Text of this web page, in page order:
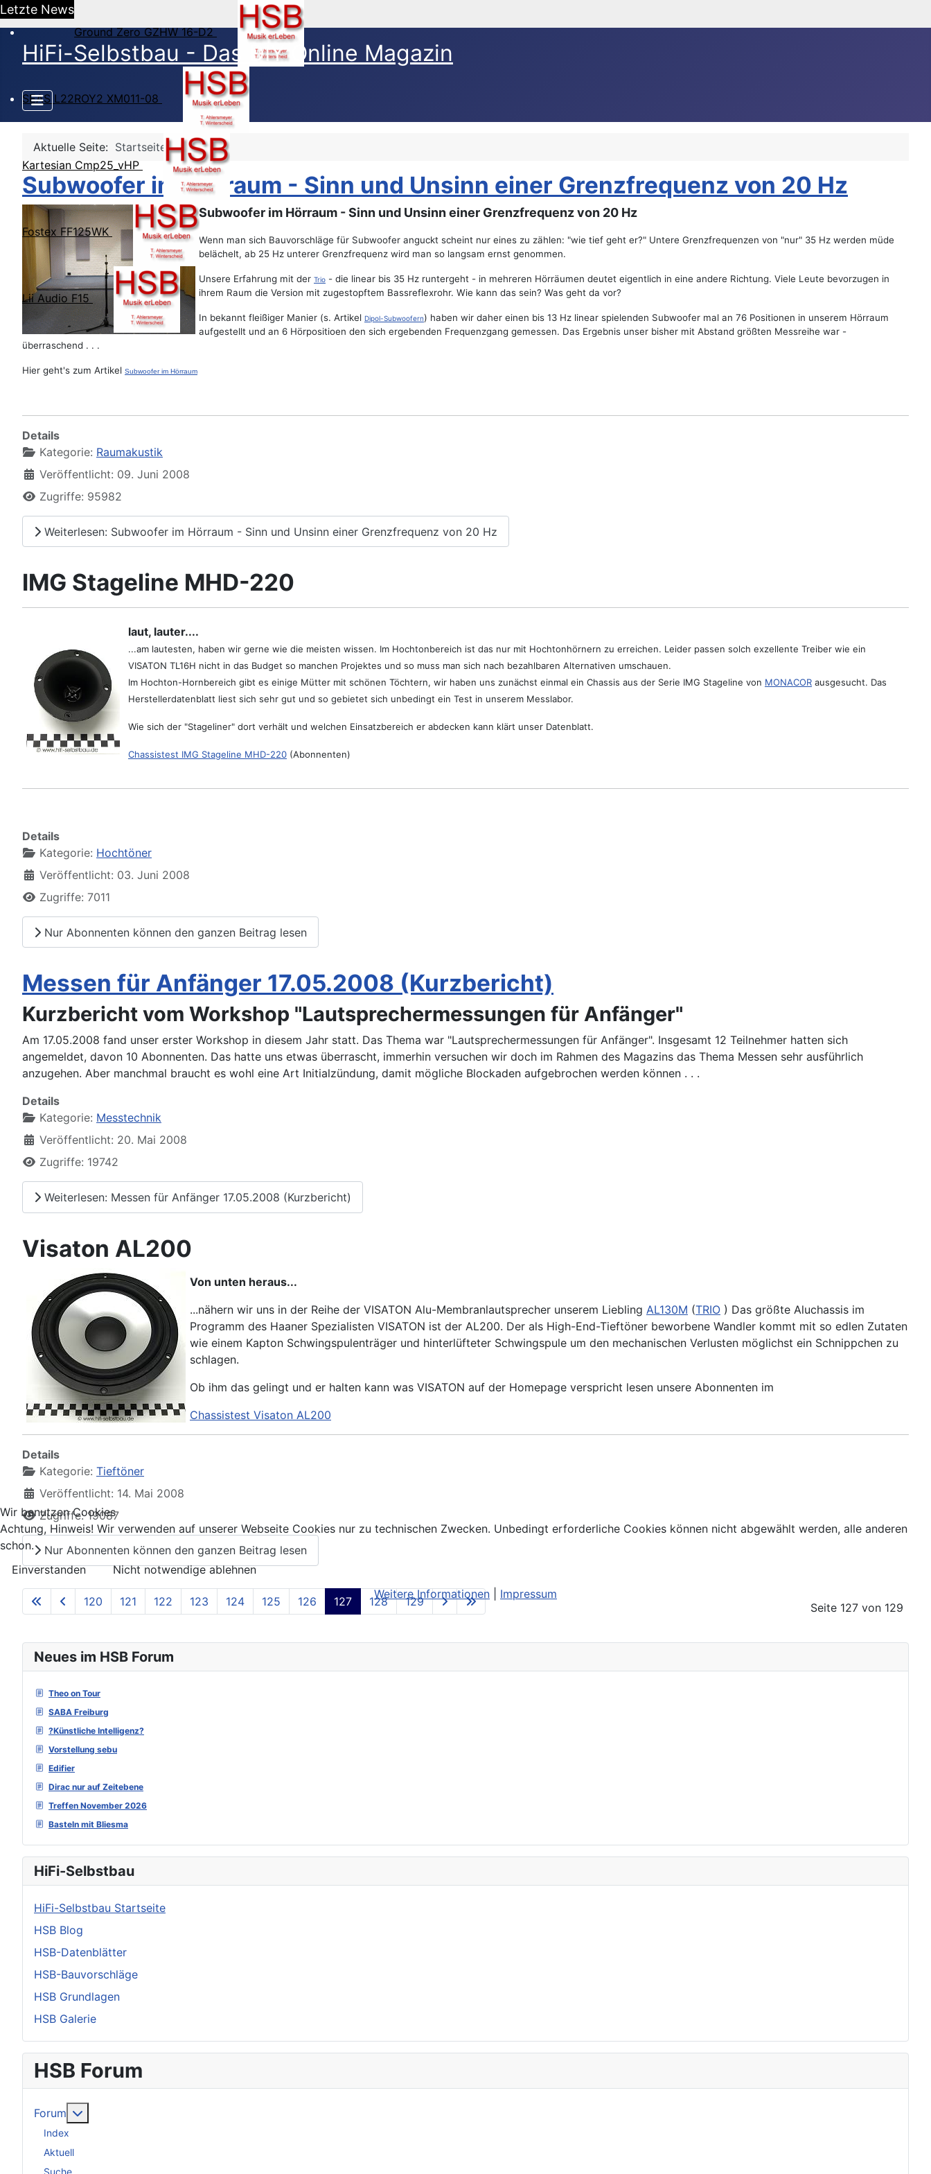
Letzte News
Ground Zero GZHW 16-D2
SEAS L22ROY2 XM011-08
Kartesian Cmp25_vHP
Fostex FF125WK
Lii Audio F15
HiFi-Selbstbau - Das DIY Online Magazin
Neues im HSB Forum
Theo on Tour
SABA Freiburg
?Künstliche Intelligenz?
Vorstellung sebu
Edifier
Dirac nur auf Zeitebene
Treffen November 2026
Basteln mit Bliesma
HiFi-Selbstbau
HiFi-Selbstbau Startseite
HSB Blog
HSB-Datenblätter
HSB-Bauvorschläge
HSB Grundlagen
HSB Galerie
HSB Forum
Forum
Index
Aktuell
Aktuelle Seite: Startseite
Subwoofer im Hörraum - Sinn und Unsinn einer Grenzfrequenz von 20 Hz
Subwoofer im Hörraum - Sinn und Unsinn einer Grenzfrequenz von 20 Hz
Wenn man sich Bauvorschläge für Subwoofer anguckt scheint nur eines zu zählen: "wie tief geht er?" Untere Grenzfrequenzen von "nur" 35 Hz werden müde
belächelt, ab 25 Hz unterer Grenzfrequenz wird man so langsam ernst genommen.
Unsere Erfahrung mit der Trio - die linear bis 35 Hz runtergeht - in mehreren Hörräumen deutet eigentlich in eine andere Richtung. Viele Leute bevorzugen in
ihrem Raum die Version mit zugestopftem Bassreflexrohr. Wie kann das sein? Was geht da vor?
In bekannt fleißiger Manier (s. Artikel Dipol-Subwoofern) haben wir daher einen bis 13 Hz linear spielenden Subwoofer mal an 76 Positionen in unserem Hörraum
aufgestellt und an 6 Hörpositioen den sich ergebenden Frequenzgang gemessen. Das Ergebnis unser bisher mit Abstand größten Messreihe war -
überraschend . . .
Hier geht's zum Artikel Subwoofer im Hörraum
Details
Kategorie: Raumakustik
Veröffentlicht: 09. Juni 2008
Zugriffe: 95982
Weiterlesen: Subwoofer im Hörraum - Sinn und Unsinn einer Grenzfrequenz von 20 Hz
IMG Stageline MHD-220
laut, lauter....
...am lautesten, haben wir gerne wie die meisten wissen. Im Hochtonbereich ist das nur mit Hochtonhörnern zu erreichen. Leider passen solch exzellente Treiber wie ein
VISATON TL16H nicht in das Budget so manchen Projektes und so muss man sich nach bezahlbaren Alternativen umschauen.
Im Hochton-Hornbereich gibt es einige Mütter mit schönen Töchtern, wir haben uns zunächst einmal ein Chassis aus der Serie IMG Stageline von MONACOR ausgesucht. Das
Herstellerdatenblatt liest sich sehr gut und so gebietet sich unbedingt ein Test in unserem Messlabor.
Wie sich der "Stageliner" dort verhält und welchen Einsatzbereich er abdecken kann klärt unser Datenblatt.
Chassistest IMG Stageline MHD-220 (Abonnenten)
Details
Kategorie: Hochtöner
Veröffentlicht: 03. Juni 2008
Zugriffe: 7011
Nur Abonnenten können den ganzen Beitrag lesen
Messen für Anfänger 17.05.2008 (Kurzbericht)
Kurzbericht vom Workshop "Lautsprechermessungen für Anfänger"
Am 17.05.2008 fand unser erster Workshop in diesem Jahr statt. Das Thema war "Lautsprechermessungen für Anfänger". Insgesamt 12 Teilnehmer hatten sich
angemeldet, davon 10 Abonnenten. Das hatte uns etwas überrascht, immerhin versuchen wir doch im Rahmen des Magazins das Thema Messen sehr ausführlich
anzugehen. Aber manchmal braucht es wohl eine Art Initialzündung, damit mögliche Blockaden aufgebrochen werden können . . .
Details
Kategorie: Messtechnik
Veröffentlicht: 20. Mai 2008
Zugriffe: 19742
Weiterlesen: Messen für Anfänger 17.05.2008 (Kurzbericht)
Visaton AL200
Von unten heraus...
...nähern wir uns in der Reihe der VISATON Alu-Membranlautsprecher unserem Liebling AL130M (TRIO ) Das größte Aluchassis im
Programm des Haaner Spezialisten VISATON ist der AL200. Der als High-End-Tieftöner beworbene Wandler kommt mit so edlen Zutaten
wie einem Kapton Schwingspulenträger und hinterlüfteter Schwingspule um den mechanischen Verlusten möglichst ein Schnippchen zu
schlagen.
Ob ihm das gelingt und er halten kann was VISATON auf der Homepage verspricht lesen unsere Abonnenten im
Chassistest Visaton AL200
Details
Kategorie: Tieftöner
Veröffentlicht: 14. Mai 2008
Zugriffe: 19087
Nur Abonnenten können den ganzen Beitrag lesen
Seite 127 von 129
120 121 122 123 124 125 126 127 128 129
Wir benutzen Cookies
Achtung, Hinweis! Wir verwenden auf unserer Webseite Cookies nur zu technischen Zwecken. Unbedingt erforderliche Cookies können nicht abgewählt werden, alle anderen
schon.
Einverstanden
Nicht notwendige ablehnen
Weitere Informationen
Impressum